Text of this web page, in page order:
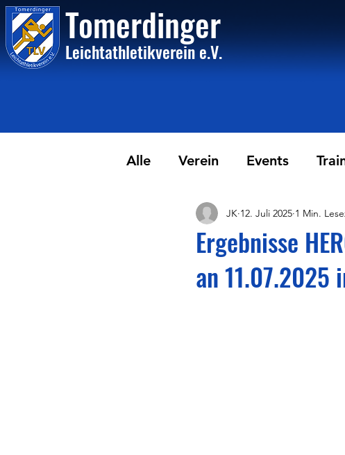
Tomerdinger
Leichtathletikvereine.V.
Alle Verein Events
Ergebnisse
an 11.07.2025
JK 12. Juli 2025 1 Min.